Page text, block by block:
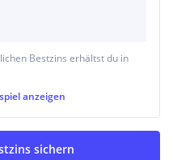
Bestzins erhältst du in
anzeigen
sichern